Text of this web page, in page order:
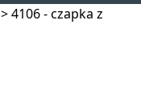
>4106 - czapka z